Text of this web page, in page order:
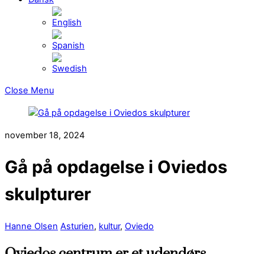
Close Menu
november 18, 2024
Gå på opdagelse i Oviedos
skulpturer
Hanne Olsen Asturien, kultur, Oviedo